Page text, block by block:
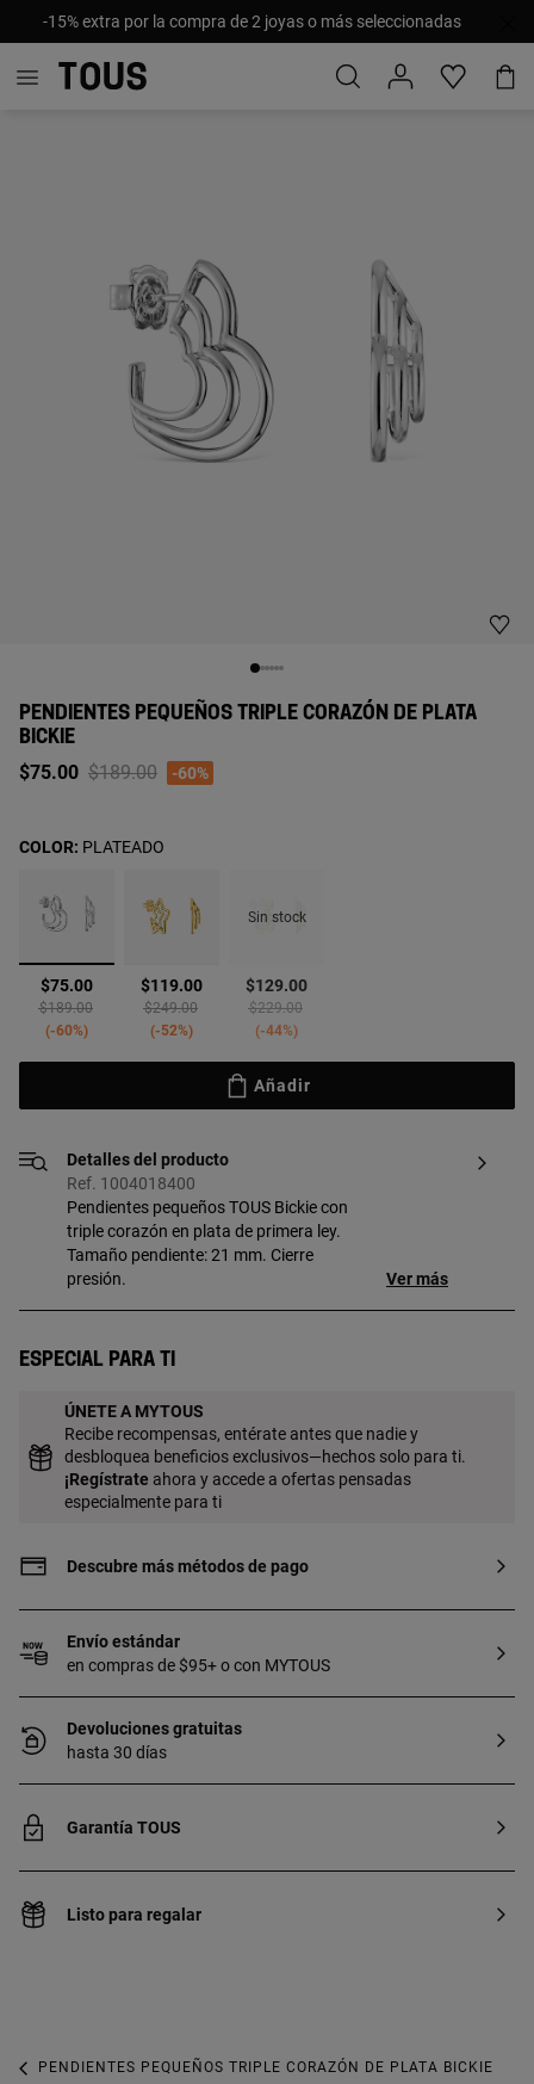
-15% extra por la compra de 2 joyas o más seleccionadas
PENDIENTES PEQUEÑOS TRIPLE CORAZÓN DE PLATA
BICKIE
$75.00 Price reduced from
$189.00to-60%
seleccionado
$75.00
Price reduced from
$189.00to
-60%
$119.00
Price reduced from
$249.00to
-52%
Sin stock
$129.00
Price reduced from
$229.00to
-44%
COLOR: PLATEADO
Añadir
Detalles del producto
Ref. 1004018400
Pendientes pequeños TOUS Bickie con
triple corazón en plata de primera ley.
Tamaño pendiente: 21 mm. Cierre
presión.
Ver más
Especial para ti
ÚNETE A MYTOUS
Recibe recompensas, entérate antes que nadie y
desbloquea beneficios exclusivos—hechos solo para ti.
¡Regístrate ahora y accede a ofertas pensadas
especialmente para ti
Descubre más métodos de pago
Envío estándar
en compras de $95+ o con MYTOUS
Devoluciones gratuitas
hasta 30 días
Garantía TOUS
Listo para regalar
PENDIENTES PEQUEÑOS TRIPLE CORAZÓN DE PLATA BICKIE